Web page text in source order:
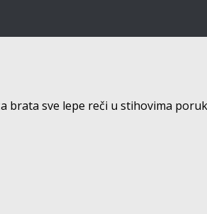
sve lepe reči u stihovima